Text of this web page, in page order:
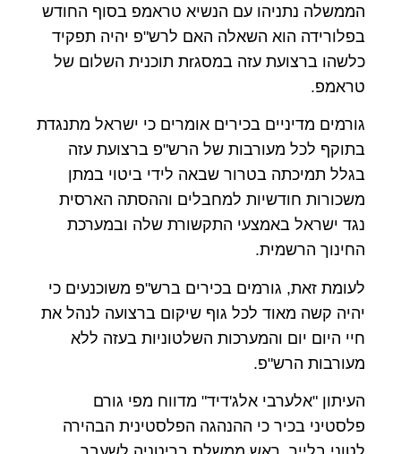
הממשלה נתניהו עם הנשיא טראמפ בסוף החודש
בפלורידה הוא השאלה האם לרש"פ יהיה תפקיד
כלשהו ברצועת עזה במסגrת תוכנית השלום של
טראמפ.
גורמים מדיניים בכירים אומרים כי ישראל מתנגדת
בתוקף לכל מעורבות של הרש"פ ברצועת עזה
בגלל תמיכתה בטרור שבאה לידי ביטוי במתן
משכורות חודשיות למחבלים וההסתה הארסית
נגד ישראל באמצעי התקשורת שלה ובמערכת
החינוך הרשמית.
לעומת זאת, גורמים בכירים ברש"פ משוכנעים כי
יהיה קשה מאוד לכל גוף שיקום ברצועה לנהל את
חיי היום יום והמערכות השלטוניות בעזה ללא
מעורבות הרש"פ.
העיתון "אלערבי אלג'דיד" מדווח מפי גורם
פלסטיני בכיר כי ההנהגה הפלסטינית הבהירה